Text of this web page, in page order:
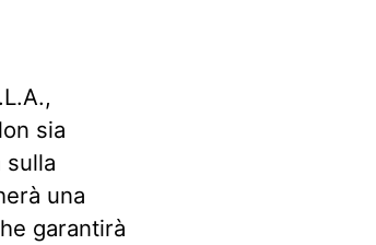
sia
sulla
una
garantirà